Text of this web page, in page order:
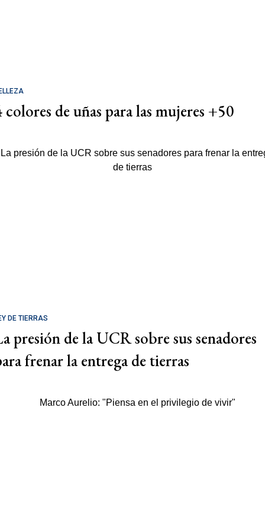
colores de uñas para las mujeres +50
DE TIERRAS
presión de la UCR sobre sus senadores
frenar la entrega de tierras